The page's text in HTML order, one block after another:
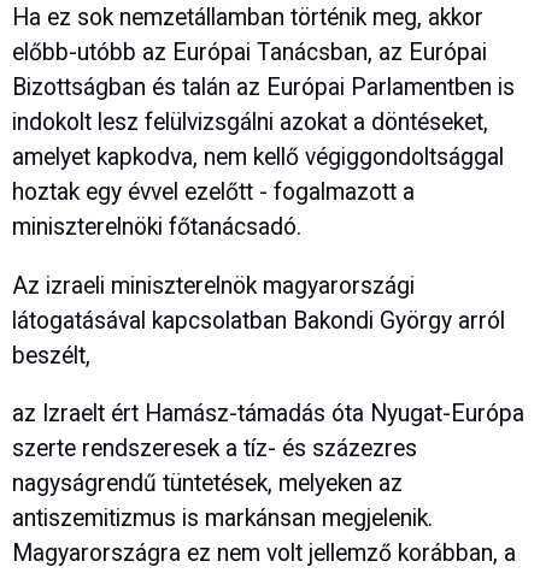
Ha ez sok nemzetállamban történik meg, akkor
előbb-utóbb az Európai Tanácsban, az Európai
Bizottságban és talán az Európai Parlamentben is
indokolt lesz felülvizsgálni azokat a döntéseket,
amelyet kapkodva, nem kellő végiggondoltsággal
hoztak egy évvel ezelőtt - fogalmazott a
miniszterelnöki főtanácsadó.
Az izraeli miniszterelnök magyarországi
látogatásával kapcsolatban Bakondi György arról
beszélt,
az Izraelt ért Hamász-támadás óta Nyugat-Európa
szerte rendszeresek a tíz- és százezres
nagyságrendű tüntetések, melyeken az
antiszemitizmus is markánsan megjelenik.
Magyarországra ez nem volt jellemző korábban, a